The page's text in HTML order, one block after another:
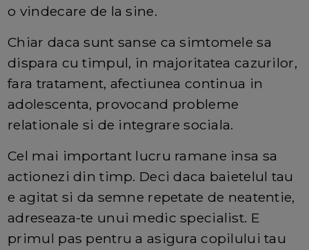
o vindecare de la sine.
Chiar daca sunt sanse ca simtomele sa
dispara cu timpul, in majoritatea cazurilor,
fara tratament, afectiunea continua in
adolescenta, provocand probleme
relationale si de integrare sociala.
Cel mai important lucru ramane insa sa
actionezi din timp. Deci daca baietelul tau
e agitat si da semne repetate de neatentie,
adreseaza-te unui medic specialist. E
primul pas pentru a asigura copilului tau